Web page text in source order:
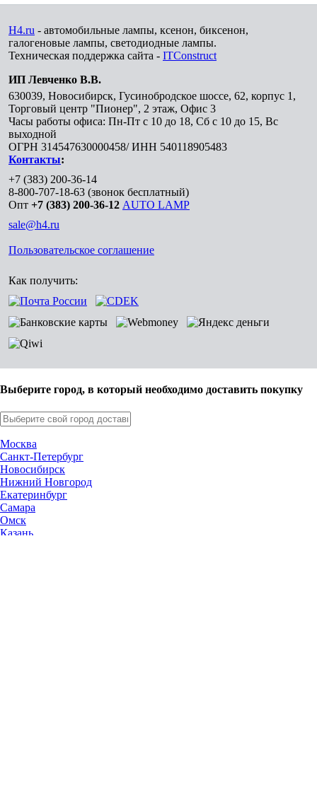
H4.ru - автомобильные лампы, ксенон, биксенон,
галогеновые лампы, светодиодные лампы.
Техническая поддержка сайта - ITConstruct
ИП Левченко В.В.
630039, Новосибирск, Гусинобродское шоссе, 62, корпус 1,
Торговый центр "Пионер", 2 этаж, Офис 3
Часы работы офиса: Пн-Пт с 10 до 18, Сб с 10 до 15, Вс
выходной
ОГРН 314547630000458/ ИНН 540118905483
Контакты:
+7 (383) 200-36-14
8-800-707-18-63 (звонок бесплатный)
Опт +7 (383) 200-36-12 AUTO LAMP
sale@h4.ru
Пользовательское соглашение
Как получить:
Выберите город, в который необходимо доставить покупку
Москва
Санкт-Петербург
Новосибирск
Нижний Новгород
Екатеринбург
Самара
Омск
Казань